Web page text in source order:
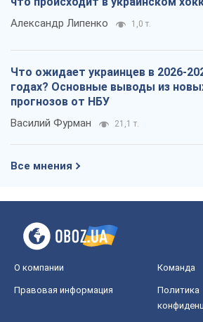
Александр Липенко 1,0 т.
Что ожидает украинцев в 2026-
годах? Основные выводы из
прогнозов от НБУ
Василий Фурман 21,1 т.
Все мнения
О компании Команда
Правовая информация
Политика